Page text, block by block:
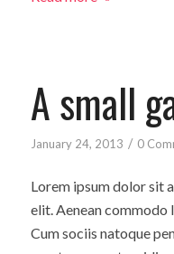
A small
January 24, 2013 / 0
Lorem ipsum dolor sit
elit. Aenean commodo
Cum sociis natoque